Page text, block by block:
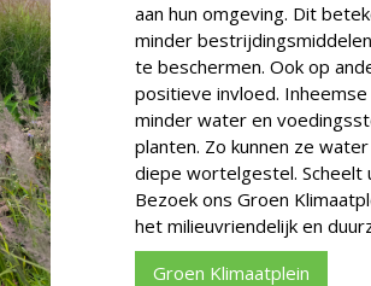
aan hun omgeving. Dit
minder
te beschermen. Ook op
positieve invloed.
minder water en
planten. Zo kunnen ze
diepe wortelgestel.
Bezoek ons Groen
het milieuvriendelijk en
Groen Klimaatplein